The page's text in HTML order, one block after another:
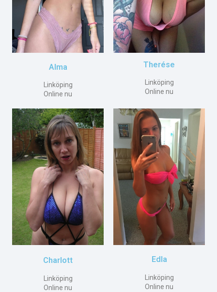
Alma
Linköping
Online nu
Therése
Linköping
Online nu
Charlott
Linköping
Online nu
Edla
Linköping
Online nu